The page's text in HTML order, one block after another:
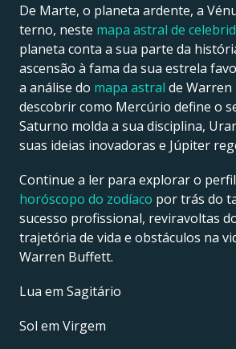
De Marte, o planeta ardente, a
terno, neste mapa astral de
planeta conta a sua parte da
ascensão à fama da sua estrela
a análise do mapa astral de Warren
descobrir como Mercúrio define o
Saturno molda a sua disciplina,
suas ideias inovadoras e Júpiter
Continue a ler para explorar o perfil
horóscopo do zodíaco por trás do
sucesso profissional, reviravoltas do
trajetória de vida e obstáculos na
Warren Buffett.
Lua em Sagitário
Sol em Virgem